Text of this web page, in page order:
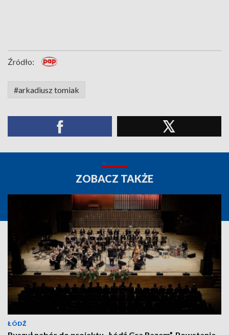
Źródło:
#arkadiusz tomiak
ZOBACZ TAKŻE
ŁÓDŹ